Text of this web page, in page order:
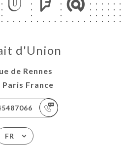
d'Union
de Rennes
Paris France
FR